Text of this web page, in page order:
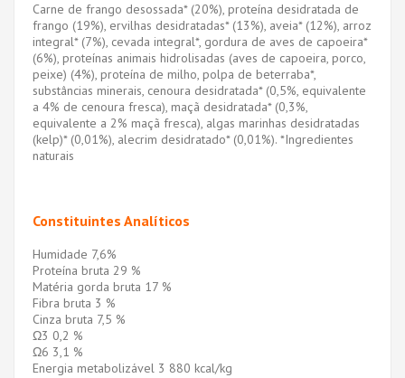
Carne de frango desossada* (20%), proteína desidratada de
frango (19%), ervilhas desidratadas* (13%), aveia* (12%), arroz
integral* (7%), cevada integral*, gordura de aves de capoeira*
(6%), proteínas animais hidrolisadas (aves de capoeira, porco,
peixe) (4%), proteína de milho, polpa de beterraba*,
substâncias minerais, cenoura desidratada* (0,5%, equivalente
a 4% de cenoura fresca), maçã desidratada* (0,3%,
equivalente a 2% maçã fresca), algas marinhas desidratadas
(kelp)* (0,01%), alecrim desidratado* (0,01%). *Ingredientes
naturais
Constituintes Analíticos
Humidade 7,6%
Proteína bruta 29 %
Matéria gorda bruta 17 %
Fibra bruta 3 %
Cinza bruta 7,5 %
Ω3 0,2 %
Ω6 3,1 %
Energia metabolizável 3 880 kcal/kg